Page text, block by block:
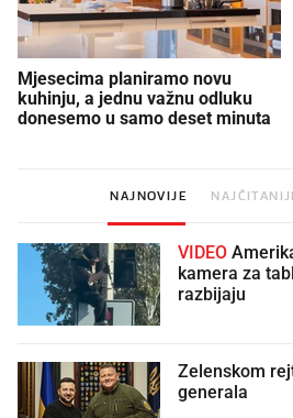
Mjesecima planiramo novu
kuhinju, a jednu važnu odluku
donesemo u samo deset minuta
NAJNOVIJE
VIDEO
kamera za
razbijaju
Zelenskom
generala